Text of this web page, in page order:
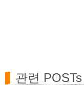
관련 POSTs